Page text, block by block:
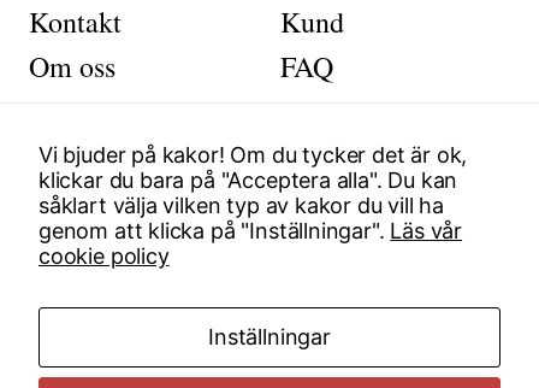
Kontakt
Kund
Om oss
FAQ
Postadress
Box 92020
120 06 Stockholm
Besöksadress
Smedjegatan 6
131 54 Sickla
+46(0) 8-555 910 00
Org. nummer
556312-1390
Vi bjuder på kakor! Om du tycker det är ok,
klickar du bara på "Acceptera alla". Du kan
såklart välja vilken typ av kakor du vill ha
genom att klicka på "Inställningar". Läs vår
cookie policy
Inställningar
a
k
o
r
å
r
in
t
tt
v
äl